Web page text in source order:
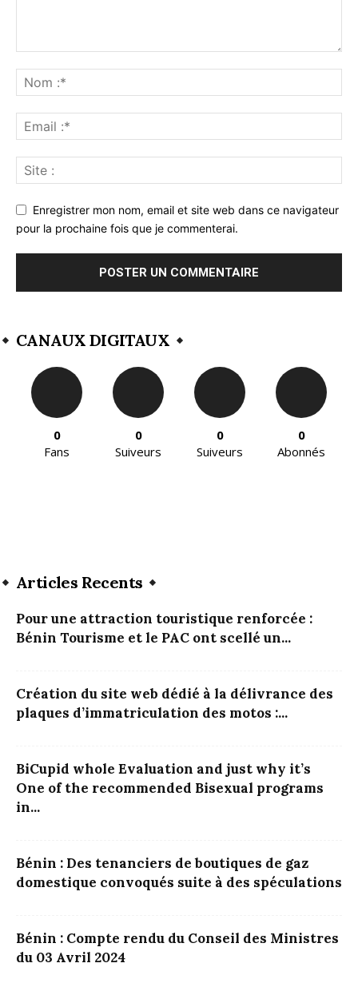
Enregistrer mon nom, email et site web dans ce navigateur
pour la prochaine fois que je commenterai.
CANAUX DIGITAUX
0
Fans
0
Suiveurs
0
Suiveurs
0
Abonnés
Articles Recents
Pour une attraction touristique renforcée :
Bénin Tourisme et le PAC ont scellé un...
Création du site web dédié à la délivrance des
plaques d’immatriculation des motos :...
BiCupid whole Evaluation and just why it’s
One of the recommended Bisexual programs
in...
Bénin : Des tenanciers de boutiques de gaz
domestique convoqués suite à des spéculations
Bénin : Compte rendu du Conseil des Ministres
du 03 Avril 2024